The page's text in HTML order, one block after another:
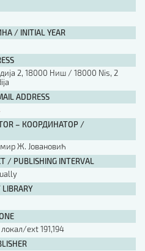
[B5, ћир]
[B5, лат]
[B5, енг]
ИЗДАЊА
/ INITIAL YEAR
2, 18000 Ниш / 18000 Nis, 2
ADDRESS
– КООРДИНАТОР /
Ж. Јовановић
PUBLISHING INTERVAL
локал/ext 191,194